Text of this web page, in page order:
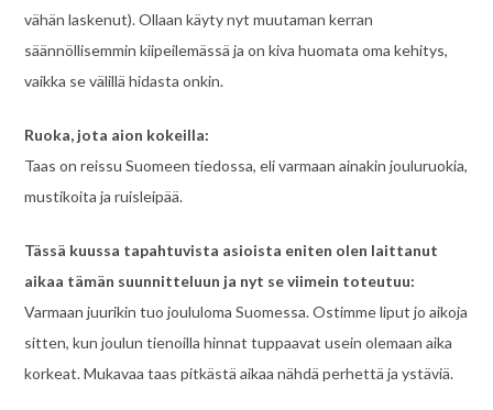
vähän laskenut). Ollaan käyty nyt muutaman kerran
säännöllisemmin kiipeilemässä ja on kiva huomata oma kehitys,
vaikka se välillä hidasta onkin.
Ruoka, jota aion kokeilla:
Taas on reissu Suomeen tiedossa, eli varmaan ainakin jouluruokia,
mustikoita ja ruisleipää.
Tässä kuussa tapahtuvista asioista eniten olen laittanut
aikaa tämän suunnitteluun ja nyt se viimein toteutuu:
Varmaan juurikin tuo joululoma Suomessa. Ostimme liput jo aikoja
sitten, kun joulun tienoilla hinnat tuppaavat usein olemaan aika
korkeat. Mukavaa taas pitkästä aikaa nähdä perhettä ja ystäviä.